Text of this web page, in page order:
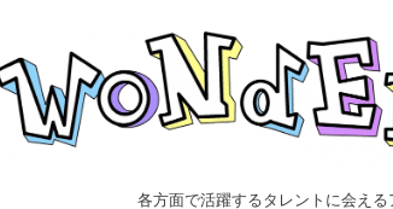
各方面で活躍するタレントに会える